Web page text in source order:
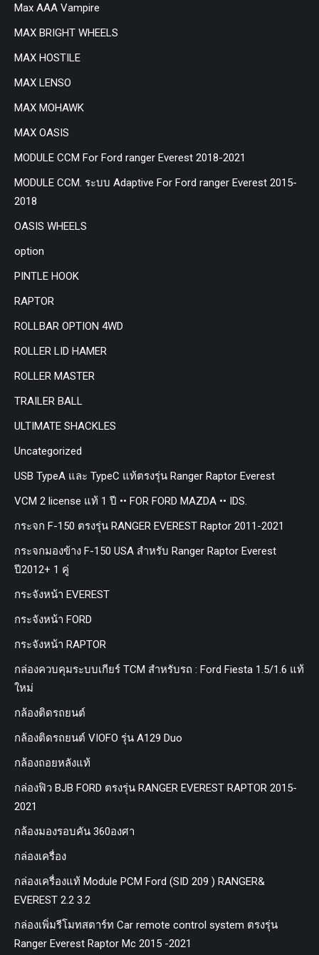
Max AAA Vampire
MAX BRIGHT WHEELS
MAX HOSTILE
MAX LENSO
MAX MOHAWK
MAX OASIS
MODULE CCM For Ford ranger Everest 2018-2021
MODULE CCM. ระบบ Adaptive For Ford ranger Everest 2015-
2018
OASIS WHEELS
option
PINTLE HOOK
RAPTOR
ROLLBAR OPTION 4WD
ROLLER LID HAMER
ROLLER MASTER
TRAILER BALL
ULTIMATE SHACKLES
Uncategorized
USB TypeA และ TypeC แท้ตรงรุ่น Ranger Raptor Everest
VCM 2 license แท้ 1 ปี •• FOR FORD MAZDA •• IDS.
กระจก F-150 ตรงรุ่น RANGER EVEREST Raptor 2011-2021
กระจกมองข้าง F-150 USA สำหรับ Ranger Raptor Everest
ปี2012+ 1 คู่
กระจังหน้า EVEREST
กระจังหน้า FORD
กระจังหน้า RAPTOR
กล่องควบคุมระบบเกียร์ TCM สำหรับรถ : Ford Fiesta 1.5/1.6 แท้
ใหม่
กล้องติดรถยนต์
กล้องติดรถยนต์ VIOFO รุ่น A129 Duo
กล้องถอยหลังแท้
กล่องฟิว BJB FORD ตรงรุ่น RANGER EVEREST RAPTOR 2015-
2021
กล้องมองรอบคัน 360องศา
กล่องเครื่อง
กล่องเครื่องแท้ Module PCM Ford (SID 209 ) RANGER&
EVEREST 2.2 3.2
กล่องเพิ่มรีโมทสตาร์ท Car remote control system ตรงรุ่น
Ranger Everest Raptor Mc 2015 -2021